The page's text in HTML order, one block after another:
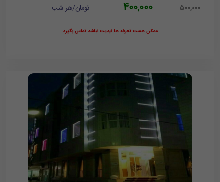
500,000
400,000 تومان/هر شب
ممکن هست تعرفه ها آپدیت نباشد تماس بگیرد